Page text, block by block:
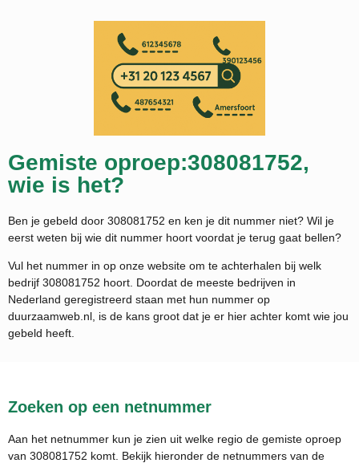
Gemiste oproep:308081752,
wie is het?
Ben je gebeld door 308081752 en ken je dit nummer niet? Wil je
eerst weten bij wie dit nummer hoort voordat je terug gaat bellen?
Vul het nummer in op onze website om te achterhalen bij welk
bedrijf 308081752 hoort. Doordat de meeste bedrijven in
Nederland geregistreerd staan met hun nummer op
duurzaamweb.nl, is de kans groot dat je er hier achter komt wie jou
gebeld heeft.
Zoeken op een netnummer
Aan het netnummer kun je zien uit welke regio de gemiste oproep
van 308081752 komt. Bekijk hieronder de netnummers van de